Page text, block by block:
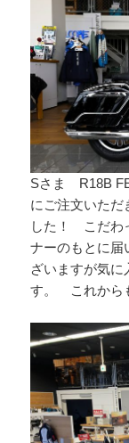
Sさま R18B
にご注文いただ
した！ こだわ
ナーのもとに
ざいますが気に
す。 これから